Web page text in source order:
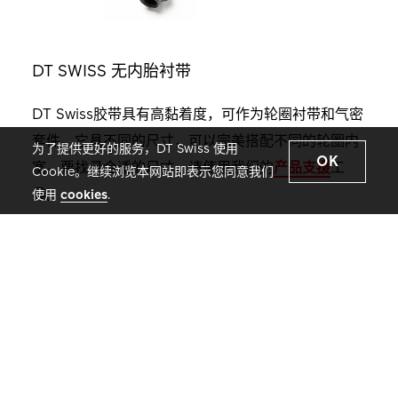
DT SWISS 无内胎衬带
DT Swiss胶带具有高黏着度，可作为轮圈衬带和气密
套件。它具不同的尺寸，可以完美搭配不同的轮圈内
宽。要找寻合适的尺寸，请使用我们的产品支援工
具。
为了提供更好的服务，DT Swiss 使用
Cookie。继续浏览本网站即表示您同意我们
使用 cookies.
OK